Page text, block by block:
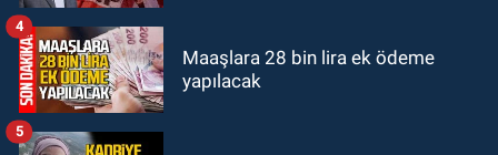
Maaşlara 28 bin lira ek ödeme
yapılacak
4
5